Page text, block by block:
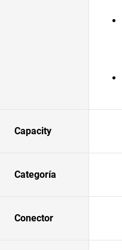
Capacity
Categoría
Conector